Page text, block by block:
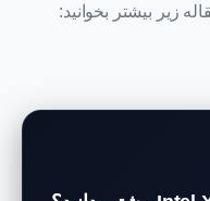
زیر بیشتر بخوانید: